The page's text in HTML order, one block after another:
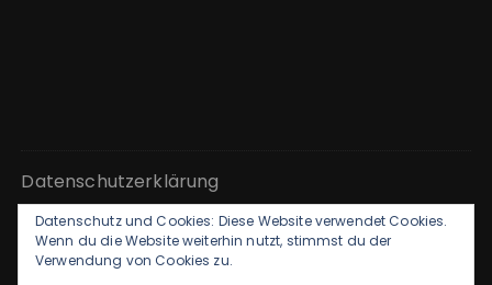
Datenschutzerklärung
Kontakt & Impressum
Datenschutz und Cookies: Diese Website verwendet Cookies.
Wenn du die Website weiterhin nutzt, stimmst du der
Verwendung von Cookies zu.